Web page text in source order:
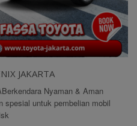
JAKARTA
Nyaman & Aman
spesial untuk pembelian mobil